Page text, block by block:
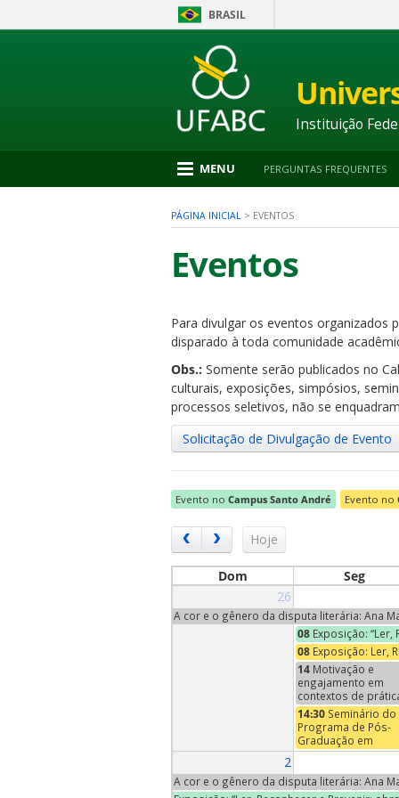
BRASIL
para
2
Instituição
MENU PERGUNTAS FREQUENTES
PÁGINA INICIAL > EVENTOS
Eventos
Para divulgar os eventos organizados
disparado à toda comunidade
Obs.: Somente serão publicados no
culturais, exposições, simpósios,
processos seletivos, não se
Solicitação de Divulgação de Evento
Evento no Campus Santo André Evento no
Hoje
Dom Seg
26
A cor e o gênero da disputa literária: Ana
08 Exposição:
08 Exposição: Ler,
14 Motivação e
engajamento em
contextos de
ensino e
aprendizagem de
música | Conversas
Neuromusicais -
14:30 Seminário do
Programa de Pós-
Graduação em
Economia – Profa
(Trinity University,
EUA)
2
A cor e o gênero da disputa literária: Ana